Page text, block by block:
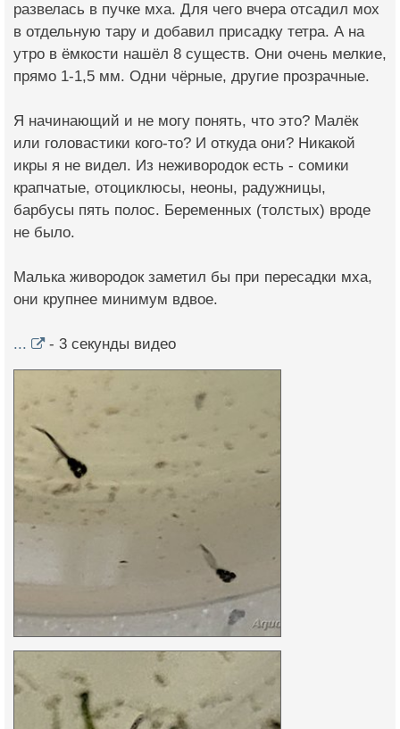
развелась в пучке мха. Для чего вчера отсадил мох
в отдельную тару и добавил присадку тетра. А на
утро в ёмкости нашёл 8 существ. Они очень мелкие,
прямо 1-1,5 мм. Одни чёрные, другие прозрачные.
Я начинающий и не могу понять, что это? Малёк
или головастики кого-то? И откуда они? Никакой
икры я не видел. Из неживородок есть - сомики
крапчатые, отоциклюсы, неоны, радужницы,
барбусы пять полос. Беременных (толстых) вроде
не было.
Малька живородок заметил бы при пересадки мха,
они крупнее минимум вдвое.
... - 3 секунды видео